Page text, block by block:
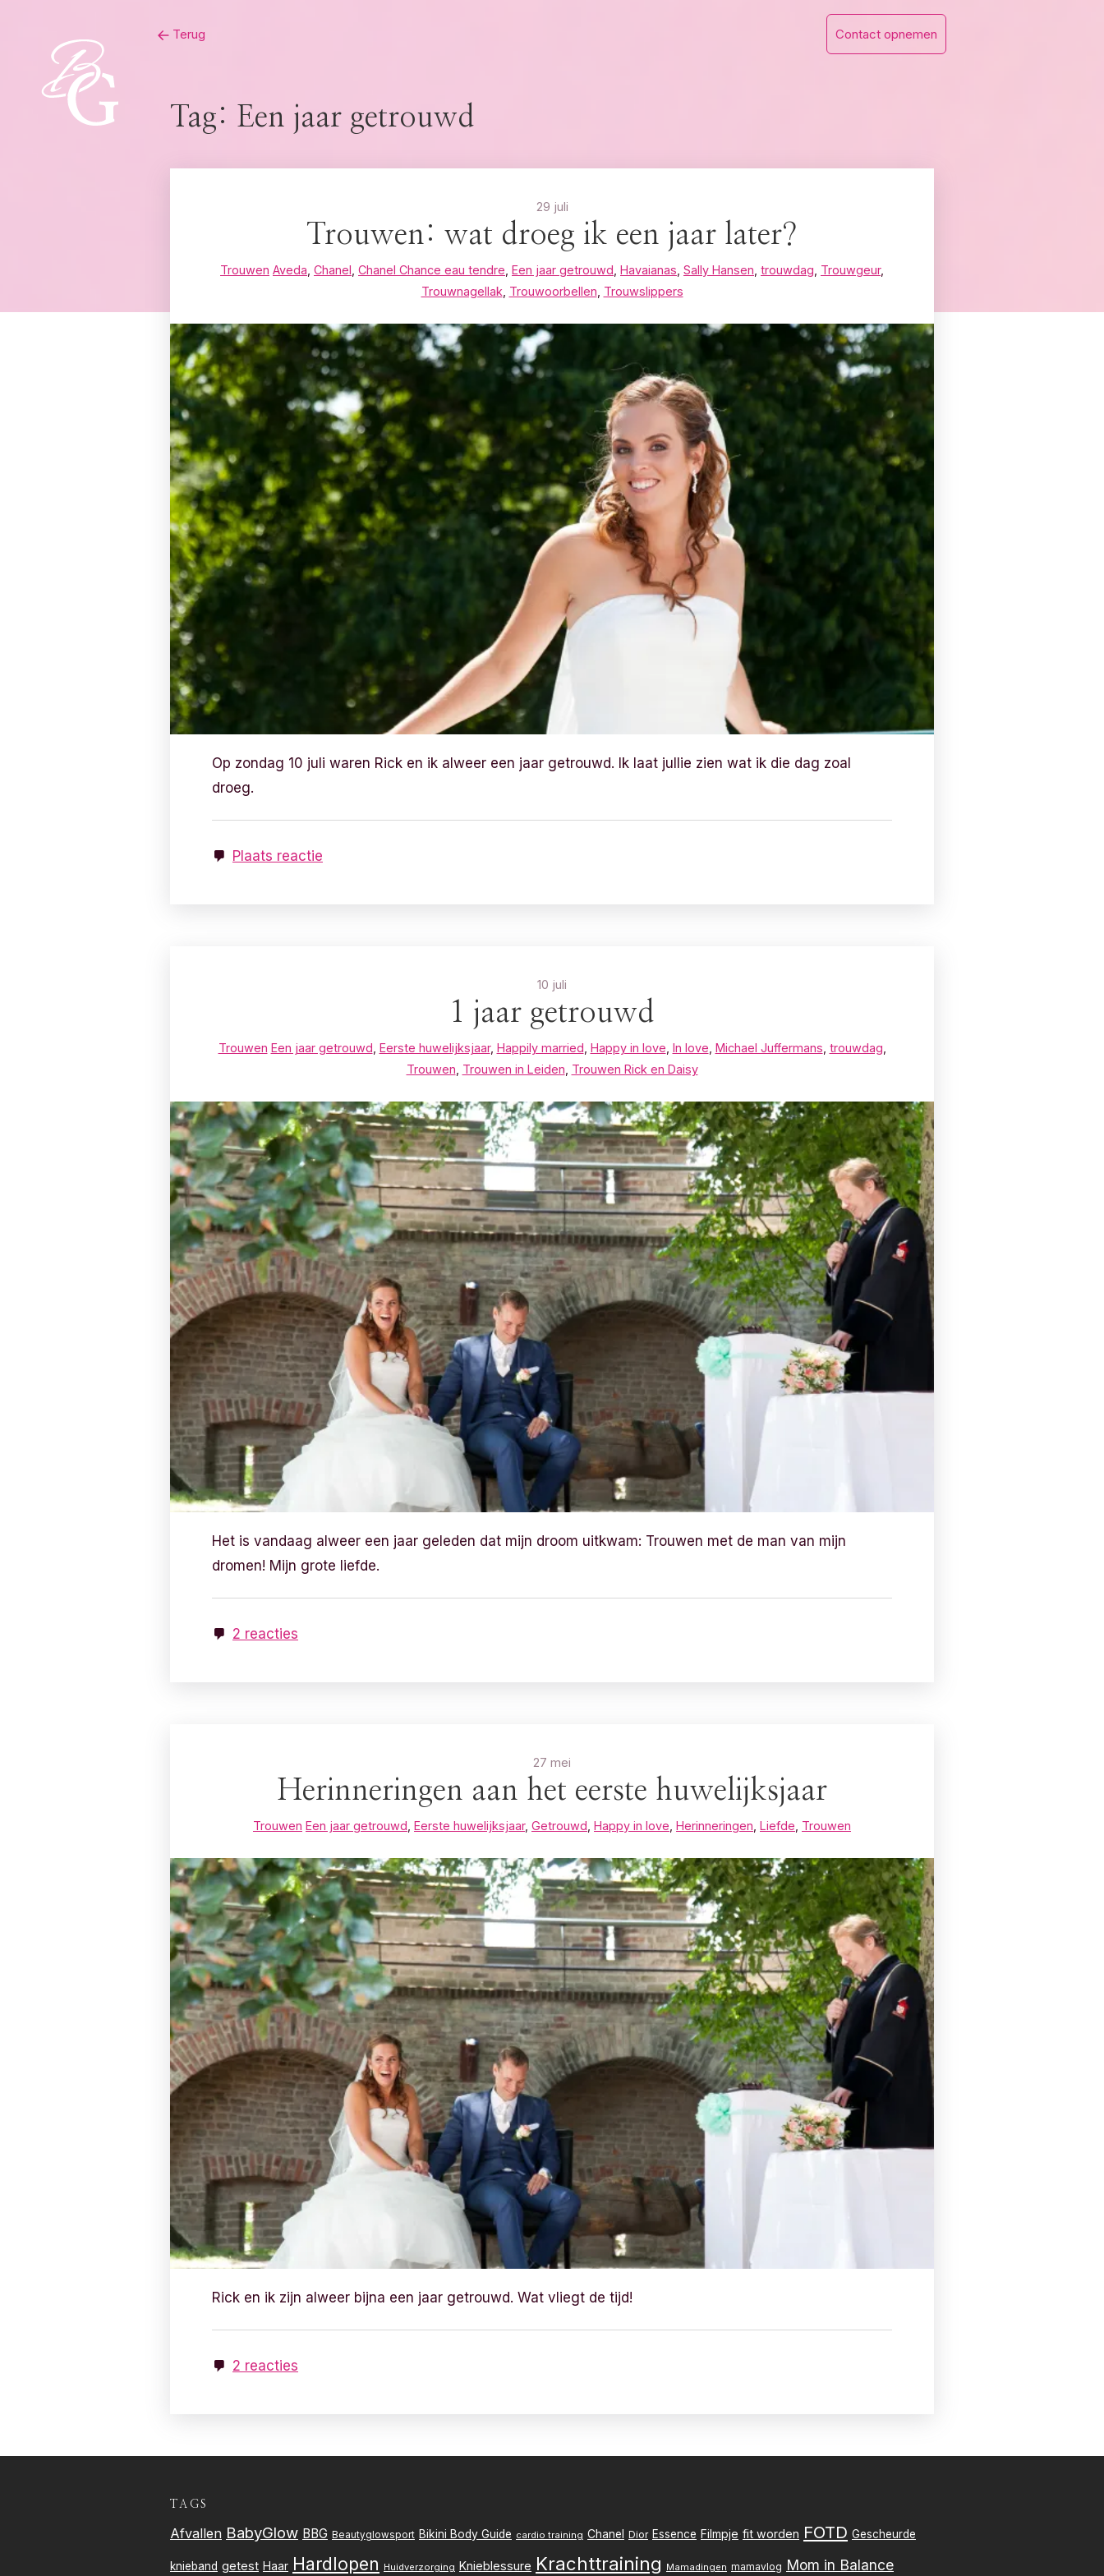
Terug Contact opnemen
Tag: Een jaar getrouwd
29 juli
Trouwen: wat droeg ik een jaar later?
Trouwen Aveda Chanel Chanel Chance eau tendre Een jaar getrouwd Havaianas Sally Hansen trouwdag Trouwgeur,
Trouwnagellak Trouwoorbellen Trouwslippers
Op zondag 10 juli waren Rick en ik alweer een jaar getrouwd. Ik laat jullie zien wat ik die dag zoal
droeg.
Plaats reactie
10 juli
1 jaar getrouwd
Trouwen Een jaar getrouwd Eerste huwelijksjaar, Happily married Happy in love In love Michael Juffermans trouwdag
Trouwen Trouwen in Leiden Trouwen Rick en Daisy
Het is vandaag alweer een jaar geleden dat mijn droom uitkwam: Trouwen met de man van mijn
dromen! Mijn grote liefde.
2 reacties
27 mei
Herinneringen aan het eerste huwelijksjaar
Trouwen Een jaar getrouwd Eerste huwelijksjaar, Getrouwd Happy in love Herinneringen Liefde Trouwen
Rick en ik zijn alweer bijna een jaar getrouwd. Wat vliegt de tijd!
2 reacties
TAGS
Afvallen BabyGlow BBG Beautyglowsport Bikini Body Guide cardio training Chanel Dior Essence Filmpje fit worden FOTD Gescheurde
knieband getest Haar Hardlopen Huidverzorging Knieblessure Krachttraining Mamadingen mamavlog Mom in Balance